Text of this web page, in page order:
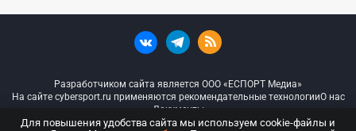
Разработчиком сайта является ООО «ЕСПОРТ Медиа»
На сайте cybersport.ru применяются рекомендательные технологииО нас
Документы
Для повышения удобства сайта мы используем cookie-файлы и